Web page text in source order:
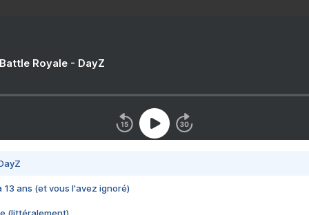
Royale - DayZ
13 ans (et vous l'avez ignoré)